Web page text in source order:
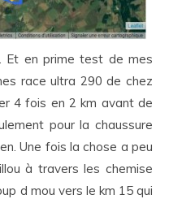
Et en prime test de mes
race ultra 290 de chez
4 fois en 2 km avant de
pour la chaussure
Une fois la chose a peu
à travers les chemise
d mou vers le km 15 qui